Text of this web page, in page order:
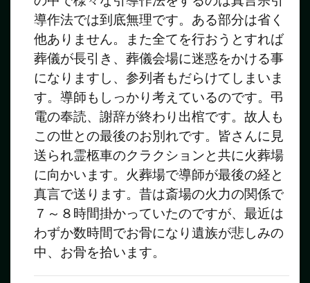
導作法では到底無理です。ある部分は省く
他ありません。また全てを行おうとすれば
葬儀が長引き、葬儀会場に迷惑をかける事
になりますし、参列者もだらけてしまいま
す。導師もしっかり考えているのです。弔
電の奉読、謝辞が終わり出棺です。故人も
この世との最後のお別れです。皆さんに見
送られ霊柩車のクラクションと共に火葬場
に向かいます。火葬場で導師が最後の経と
真言で送ります。昔は斎場の火力の関係で
７～８時間掛かっていたのですが、最近は
わずか数時間でお骨になり遺族が悲しみの
中、お骨を拾います。